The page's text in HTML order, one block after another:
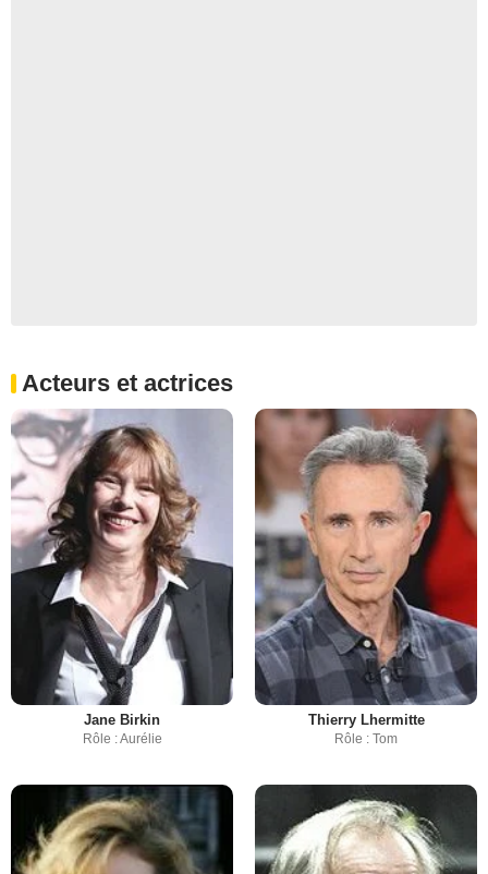
Acteurs et actrices
Jane Birkin
Rôle : Aurélie
Thierry Lhermitte
Rôle : Tom